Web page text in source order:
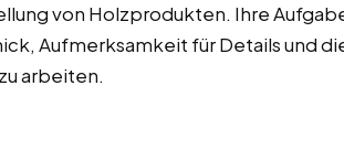
von Holzprodukten. Ihre
Aufmerksamkeit für Details und
arbeiten.